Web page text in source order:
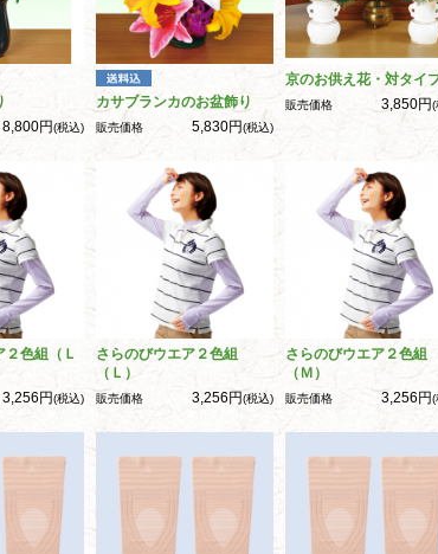
8,800円(税込)
カサブランカのお盆飾り
販売価格 5,830円(税込)
京のお供え花・対タイ
販売価格 3,850円(
２色組（Ｌ
3,256円(税込)
さらのびウエア２色組
（Ｌ）
販売価格 3,256円(税込)
さらのびウエア２色組
（Ｍ）
販売価格 3,256円(